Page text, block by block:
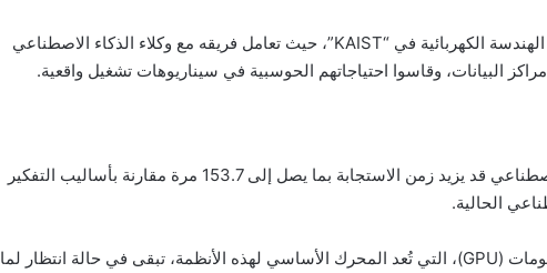
وقاد الدراسة البروفيسور مينسو رو من كلية الهندسة الكهربائية في “KAIST”، حيث تعامل فريقه مع وكلاء الذكاء الاصطناعي
البيانات، وقاسوا احتياجاتهم الحوسبية في سيناريوهات تشغيل واقعية.
وأظهرت النتائج أن استخدام وكلاء الذكاء الاصطناعي قد يزيد زمن الاستجابة بما يصل إلى 153.7 مرة مقارنة بأساليب التفكير
الحالية.
كما كشفت الدراسة أن وحدات معالجة الرسومات (GPU)، التي تُعد المحرك الأساسي لهذه الأنظمة، تبقى في حالة انتظار لما